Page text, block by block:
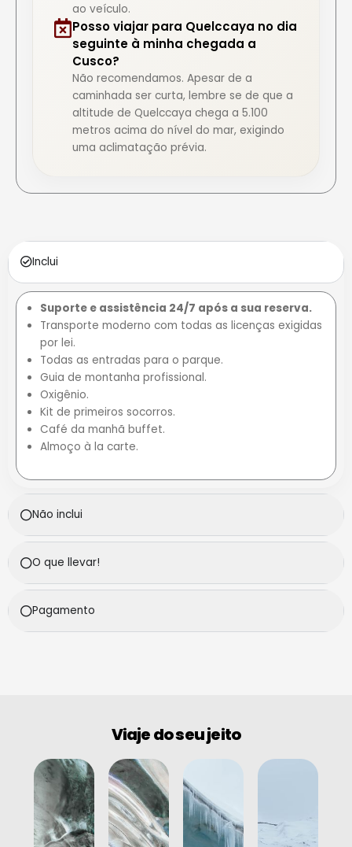
ao veículo.
Posso viajar para Quelccaya no dia
seguinte à minha chegada a
Cusco?
Não recomendamos. Apesar de a
caminhada ser curta, lembre se de que a
altitude de Quelccaya chega a 5.100
metros acima do nível do mar, exigindo
uma aclimatação prévia.
Inclui
Suporte e assistência 24/7 após a sua reserva.
Transporte moderno com todas as licenças exigidas
por lei.
Todas as entradas para o parque.
Guia de montanha profissional.
Oxigênio.
Kit de primeiros socorros.
Café da manhã buffet.
Almoço à la carte.
Não inclui
O que llevar!
Pagamento
Viaje do seu jeito